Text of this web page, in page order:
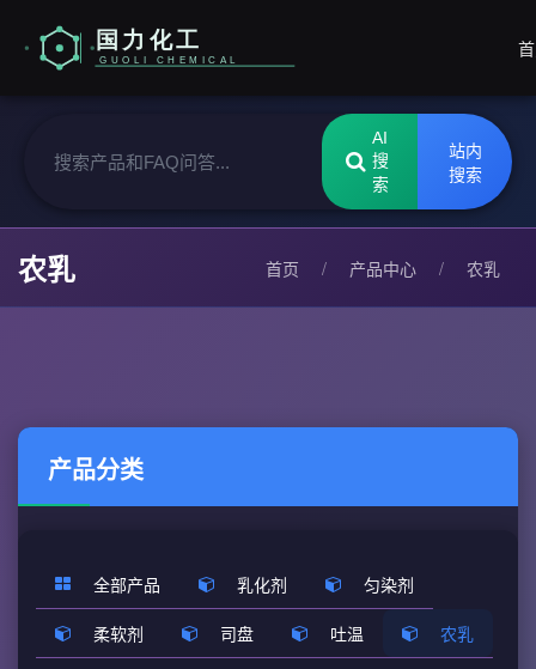
AI
搜
索
站内
搜索
农乳 首页 / 产品中心 / 农乳
产品分类
全部产品 乳化剂 匀染剂
柔软剂 司盘 吐温 农乳